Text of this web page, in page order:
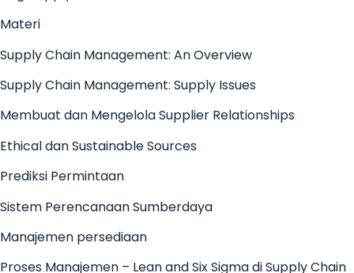
Materi
Supply Chain Management: An Overview
Supply Chain Management: Supply Issues
Membuat dan Mengelola Supplier Relationships
Ethical dan Sustainable Sources
Prediksi Permintaan
Sistem Perencanaan Sumberdaya
Manajemen persediaan
Proses Manajemen – Lean and Six Sigma di Supply Chain